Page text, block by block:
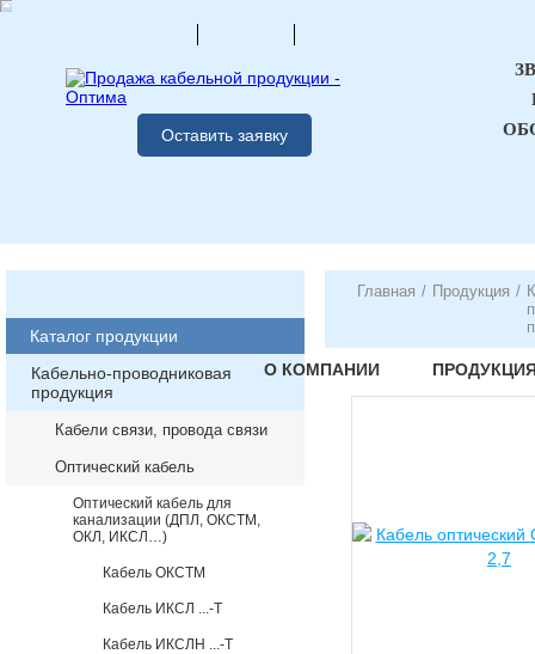
Оставить заявку
О КОМПАНИИ
Каталог продукции
Кабельно-проводниковая
продукция
Кабели связи, провода связи
Оптический кабель
Оптический кабель для
канализации (ДПЛ, ОКСТМ,
ОКЛ, ИКСЛ…)
Кабель ОКСТМ
Кабель ИКСЛ ...-Т
Кабель ИКСЛН ...-Т
Главная / Продукция /